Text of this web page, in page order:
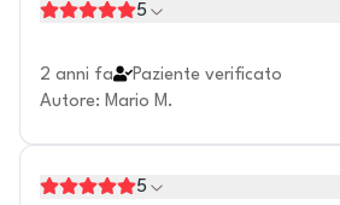
5
2 anni fa
Paziente verificato
Autore: Mario M.
5